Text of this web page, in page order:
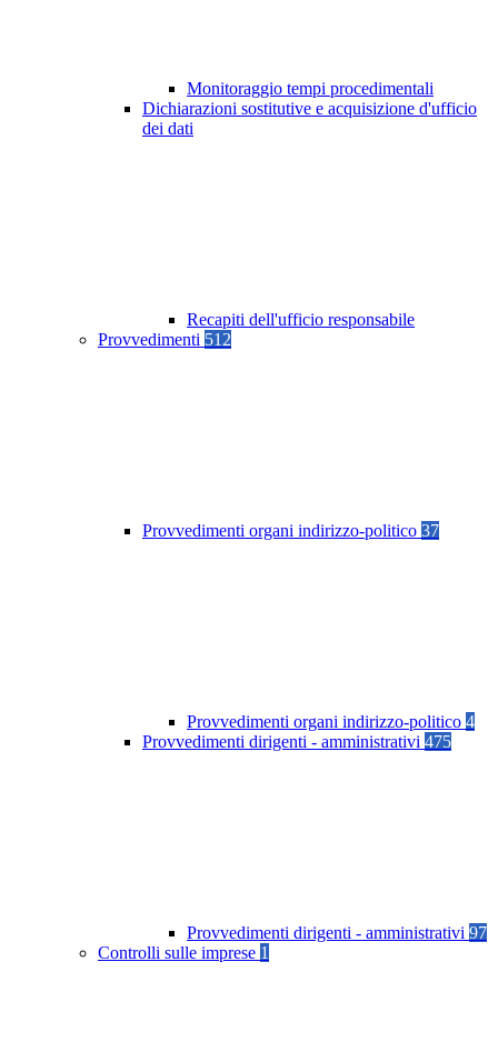
Monitoraggio tempi procedimentali
Dichiarazioni sostitutive e acquisizione d'ufficio
dei dati
Recapiti dell'ufficio responsabile
Provvedimenti 512
Provvedimenti organi indirizzo-politico 37
Provvedimenti organi indirizzo-politico 4
Provvedimenti dirigenti - amministrativi 475
Provvedimenti dirigenti - amministrativi 97
Controlli sulle imprese 1